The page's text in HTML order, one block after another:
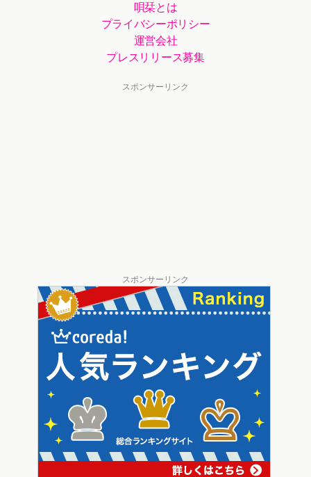
唄栞とは
プライバシーポリシー
運営会社
プレスリリース募集
スポンサーリンク
スポンサーリンク